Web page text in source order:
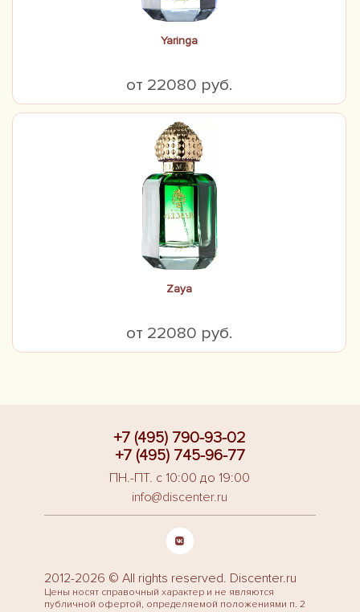
Yaringa
от 22080 руб.
Zaya
от 22080 руб.
+7 (495) 790-93-02
+7 (495) 745-96-77
ПН.-ПТ. с 10:00 до 19:00
info@discenter.ru
2012-2026 © All rights reserved. Discenter.ru
Цены носят справочный характер и не являются
публичной офертой, определяемой положениями п. 2